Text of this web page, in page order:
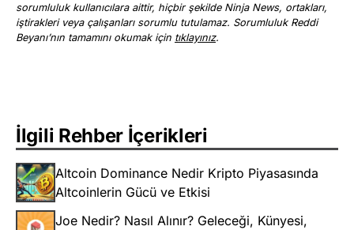
sorumluluk kullanıcılara aittir, hiçbir şekilde Ninja News, ortakları,
iştirakleri veya çalışanları sorumlu tutulamaz. Sorumluluk Reddi
Beyanı’nın tamamını okumak için tıklayınız.
İlgili Rehber İçerikleri
Altcoin Dominance Nedir Kripto Piyasasında
Altcoinlerin Gücü ve Etkisi
Joe Nedir? Nasıl Alınır? Geleceği, Künyesi,